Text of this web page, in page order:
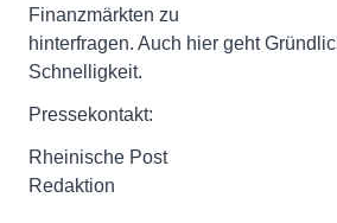
Finanzmärkten zu
hinterfragen. Auch hier geht
Schnelligkeit.
Pressekontakt:
Rheinische Post
Redaktion